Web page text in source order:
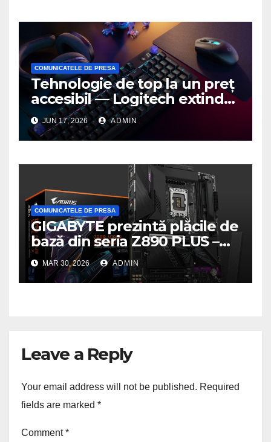
COMUNICATELE DE PRESA
Tehnologie de top la un preț
accesibil — Logitech extinde
seria G3 cu un nou mouse și
o nouă tastatură pentru
gaming pe PC
JUN 17, 2026 ADMIN
COMUNICATELE DE PRESA
GIGABYTE prezintă plăcile de
bază din seria Z890 PLUS –
performanță de ultimă
generație la un nou nivel
MAR 30, 2026 ADMIN
Leave a Reply
Your email address will not be published. Required
fields are marked *
Comment*